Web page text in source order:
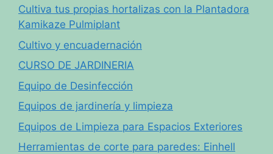
Cultiva tus propias hortalizas con la Plantadora
Kamikaze Pulmiplant
Cultivo y encuadernación
CURSO DE JARDINERIA
Equipo de Desinfección
Equipos de jardinería y limpieza
Equipos de Limpieza para Espacios Exteriores
Herramientas de corte para paredes: Einhell